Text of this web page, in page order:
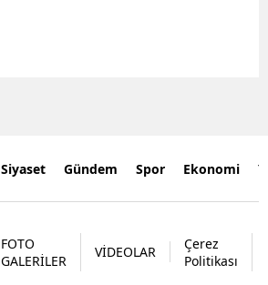
Siyaset Gündem Spor Ekonomi
FOTO
GALERİLER
VİDEOLAR
Çerez
Politikası